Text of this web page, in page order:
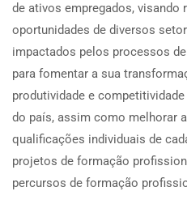
de ativos empregados, visando
oportunidades de diversos
impactados pelos processos
para fomentar a sua
produtividade e
do país, assim como melhorar
qualificações individuais de
projetos de formação
percursos de formação